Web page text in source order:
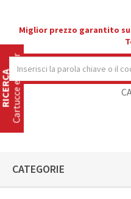
Miglior prezzo garantito su
CATEGORIE
Cartucce e Toner